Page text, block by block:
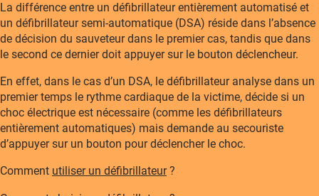
La différence entre un défibrillateur entièrement automatisé et
un défibrillateur semi-automatique (DSA) réside dans l’absence
de décision du sauveteur dans le premier cas, tandis que dans
le second ce dernier doit appuyer sur le bouton déclencheur.
En effet, dans le cas d’un DSA, le défibrillateur analyse dans un
premier temps le rythme cardiaque de la victime, décide si un
choc électrique est nécessaire (comme les défibrillateurs
entièrement automatiques) mais demande au secouriste
d’appuyer sur un bouton pour déclencher le choc.
Comment utiliser un défibrillateur?